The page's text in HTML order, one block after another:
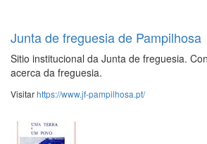
Junta de freguesia de Pampilhosa
Sitio institucional da Junta de freguesia.
acerca da freguesia.
Visitarhttps://www.jf-pampilhosa.pt/